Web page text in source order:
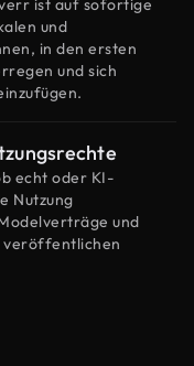
ist auf sofortige
und
in den ersten
und sich
echt oder KI-
Nutzung
und
veröffentlichen